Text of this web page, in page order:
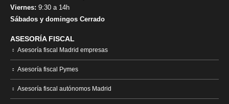
Viernes: 9:30 a 14h
Sábados y domingos Cerrado
ASESORÍA FISCAL
Asesoría fiscal Madrid empresas
Asesoría fiscal Pymes
Asesoría fiscal autónomos Madrid